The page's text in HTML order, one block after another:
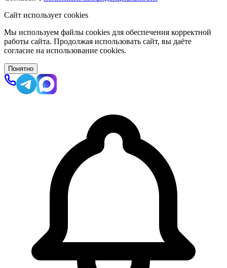
Сайт использует cookies
Мы используем файлы cookies для обеспечения корректной
работы сайта. Продолжая использовать сайт, вы даёте
согласие на использование cookies.
Понятно